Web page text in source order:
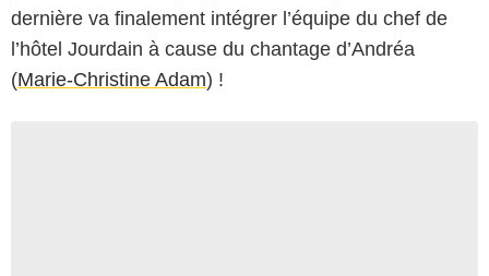
dernière va finalement intégrer l’équipe du chef de
l’hôtel Jourdain à cause du chantage d’Andréa
(Marie-Christine Adam) !